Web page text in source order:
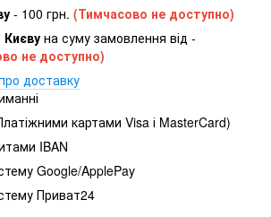
- 100 грн. (Тимчасово не доступно)
Києву на суму замовлення від -
не доступно)
доставку
картами Visa і MasterCard)
IBAN
Google/ApplePay
Приват24